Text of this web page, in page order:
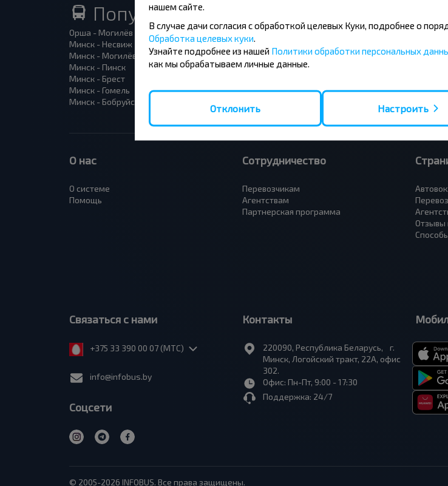
Популярные автобусные направления
Орша - Могилёв
Минск - Несвиж
Минск - Могилёв
Минск - Пинск
Минск - Брест
Минск - Гомель
Минск - Бобруйск
Минск - Барановичи
Гомель - Минск
Брест - Тересполь
Брест - Беловежская Пуща
Варшава - Минск
Полоцк
Минск -
О нас
О системе
Помощь
Сотрудничество
Перевозчикам
Агентствам
Партнерская программа
Отзывы
Связаться с нами
+375 33 390 00 07 (МТС)
info@infobus.by
Соцсети
Контакты
220090, Республика Беларусь, г.
Минск, Логойский тракт, 22А, офис
302.
Офис: Пн-Пт, 9:00 - 17:30
Поддержка: 24/7
© 2005-2026 INFOBUS. Все права защищены.
нашем сайте.
В случае дачи согласия с обработкой целевых Куки, подробнее о
Обработка целевых куки
Узнайте подробнее из нашей Политики обработки персональных
как мы обрабатываем личные данные.
Отклонить Настроить